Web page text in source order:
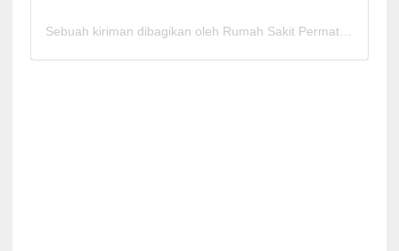
Sebuah kiriman dibagikan oleh Rumah Sakit Permata Cirebon (@rspermatacirebon)